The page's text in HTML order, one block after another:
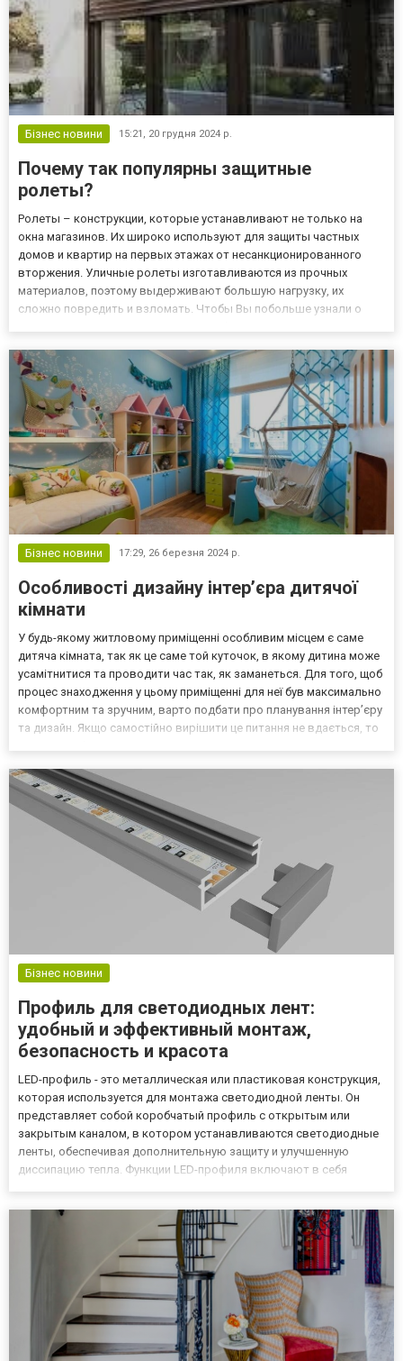
Бізнес новини 15:21, 20 грудня 2024 р.
Почему так популярны защитные
ролеты?
Ролеты – конструкции, которые устанавливают не только на
окна магазинов. Их широко используют для защиты частных
домов и квартир на первых этажах от несанкционированного
вторжения. Уличные ролеты изготавливаются из прочных
материалов, поэтому выдерживают большую нагрузку, их
сложно повредить и взломать. Чтобы Вы побольше узнали о
Рольставни: виды...
Бізнес новини 17:29, 26 березня 2024 р.
Особливості дизайну інтер’єра дитячої
кімнати
У будь-якому житловому приміщенні особливим місцем є саме
дитяча кімната, так як це саме той куточок, в якому дитина може
усамітнитися та проводити час так, як заманеться. Для того, щоб
процес знаходження у цьому приміщенні для неї був максимально
комфортним та зручним, варто подбати про планування інтер’єру
та дизайн. Якщо самостійно вирішити це питання не вдається, то
Бізнес новини
Профиль для светодиодных лент:
удобный и эффективный монтаж,
безопасность и красота
LED-профиль - это металлическая или пластиковая конструкция,
которая используется для монтажа светодиодной ленты. Он
представляет собой коробчатый профиль с открытым или
закрытым каналом, в котором устанавливаются светодиодные
ленты, обеспечивая дополнительную защиту и улучшенную
диссипацию тепла. Функции LED-профиля включают в себя